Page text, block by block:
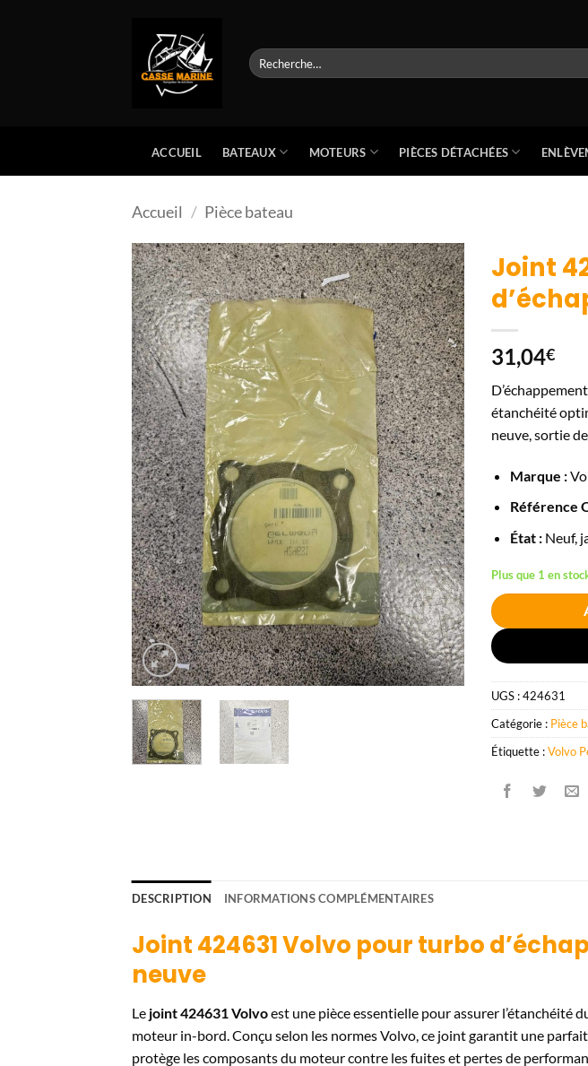
Recherche
pour :
ACCUEIL BATEAUX MOTEURS PIÈCES DÉTACHÉES
Accueil / Pièce bateau
Joint
31,04€
étanchéité
neuve, sortie
Marque :
Référence
État :Neuf,
Plus que 1 en
UGS :424631
Catégorie : Pièce
Étiquette :Volvo
DESCRIPTION INFORMATIONS COMPLÉMENTAIRES
Joint 424631 Volvo pour turbo
neuve
Le joint 424631 Volvoest une pièce essentielle pour assurer l’étanchéité
moteur in-bord. Conçu selon les normes Volvo, ce joint garantit une
protège les composants du moteur contre les fuites et pertes de